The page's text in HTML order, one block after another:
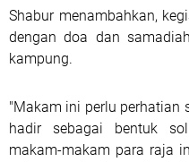
Shabur menambahkan,
dengan doa dan
kampung.
"Makam ini perlu perhatian
hadir sebagai bentuk
makam-makam para raja